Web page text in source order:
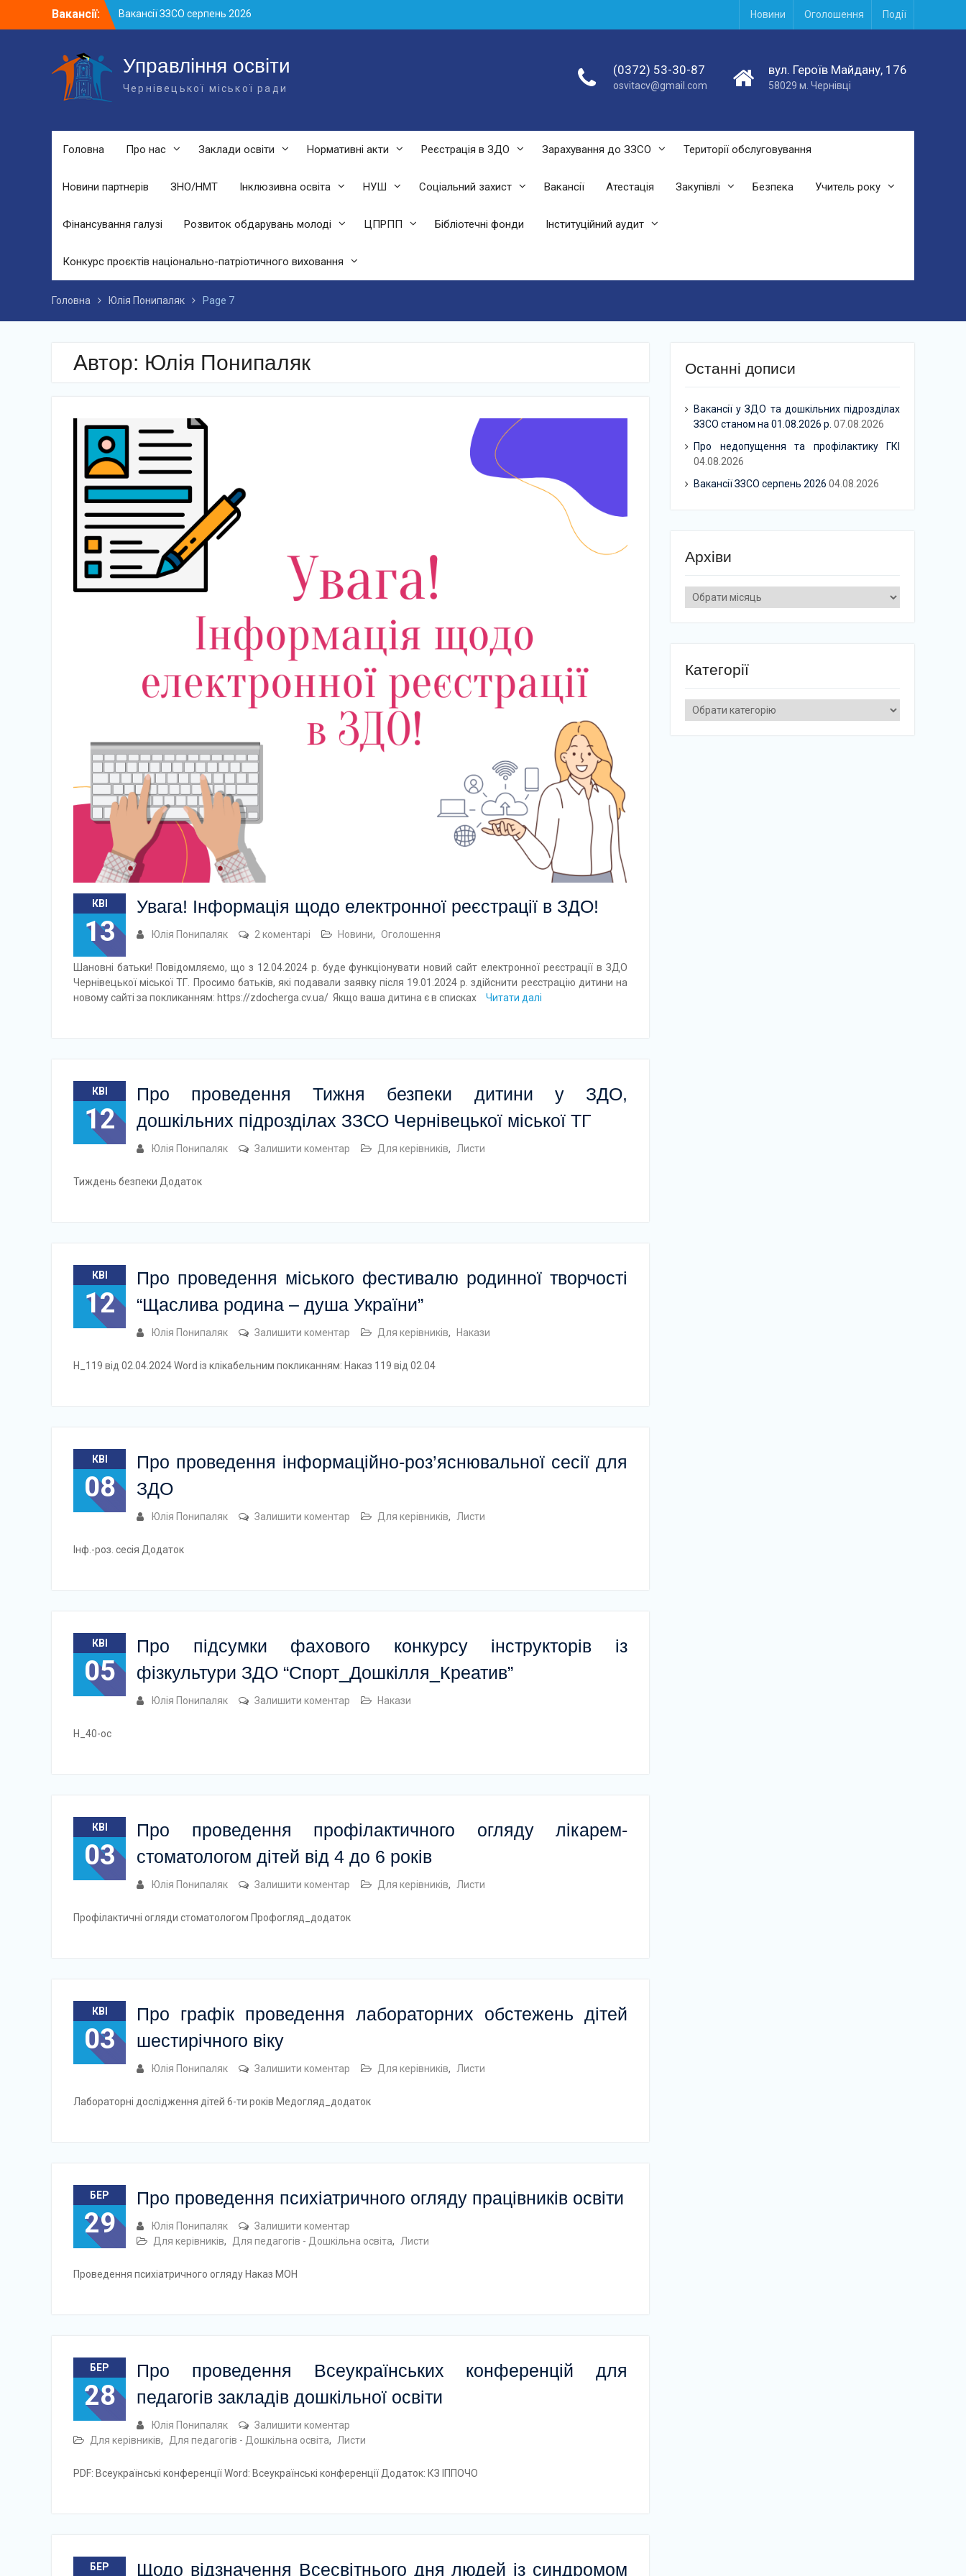
Вакансії:
Вакансії ЗЗСО серпень 2026
Вакансії ЗЗСО червень 2026
підрозділах ЗЗСО станом на 01.08.2026
р.
Новини Оголошення Події
Управління освіти
Чернівецької міської ради
(0372) 53-30-87
osvitacv@gmail.com
вул. Героїв Майдану, 176
58029 м. Чернівці
Головна Про нас Заклади освіти Нормативні акти Реєстрація в ЗДО Зарахування до ЗЗСО Території обслуговування
Новини партнерів ЗНО/НМТ Інклюзивна освіта НУШ Соціальний захист Вакансії Атестація Закупівлі Безпека Учитель року
Фінансування галузі Розвиток обдарувань молоді ЦПРПП Бібліотечні фонди Інституційний аудит
Конкурс проєктів національно-патріотичного виховання
Головна Юлія Понипаляк Page 7
Автор: Юлія Понипаляк
КВІ
13
Увага! Інформація щодо електронної реєстрації в ЗДО!
Юлія Понипаляк 2 коментарі Новини, Оголошення
Шановні батьки! Повідомляємо, що з 12.04.2024 р. буде функціонувати новий сайт електронної реєстрації в ЗДО
Чернівецької міської ТГ. Просимо батьків, які подавали заявку після 19.01.2024 р. здійснити реєстрацію дитини на
новому сайті за покликанням: https://zdocherga.cv.ua/ Якщо ваша дитина є в списках
Читати далі
КВІ
12
Про проведення Тижня безпеки дитини у ЗДО,
дошкільних підрозділах ЗЗСО Чернівецької міської ТГ
Юлія Понипаляк Залишити коментар Для керівників, Листи
Тиждень безпеки Додаток
КВІ
12
Про проведення міського фестивалю родинної творчості
“Щаслива родина – душа України”
Юлія Понипаляк Залишити коментар Для керівників, Накази
Н_119 від 02.04.2024 Word із клікабельним покликанням: Наказ 119 від 02.04
КВІ
08
Про проведення інформаційно-роз’яснювальної сесії для
ЗДО
Юлія Понипаляк Залишити коментар Для керівників, Листи
Інф.-роз. сесія Додаток
КВІ
05
Про підсумки фахового конкурсу інструкторів із
фізкультури ЗДО “Спорт_Дошкілля_Креатив”
Юлія Понипаляк Залишити коментар Накази
Н_40-ос
КВІ
03
Про проведення профілактичного огляду лікарем-
стоматологом дітей від 4 до 6 років
Юлія Понипаляк Залишити коментар Для керівників, Листи
Профілактичні огляди стоматологом Профогляд_додаток
КВІ
03
Про графік проведення лабораторних обстежень дітей
шестирічного віку
Юлія Понипаляк Залишити коментар Для керівників, Листи
Лабораторні дослідження дітей 6-ти років Медогляд_додаток
БЕР
29
Про проведення психіатричного огляду працівників освіти
Юлія Понипаляк
Залишити коментар
Для керівників, Для педагогів - Дошкільна освіта, Листи
Проведення психіатричного огляду Наказ МОН
БЕР
28
Про проведення Всеукраїнських конференцій для
педагогів закладів дошкільної освіти
Юлія Понипаляк
Залишити коментар
Для керівників, Для педагогів - Дошкільна освіта, Листи
PDF: Всеукраїнські конференції Word: Всеукраїнські конференції Додаток: КЗ ІППОЧО
БЕР Щодо відзначення Всесвітнього дня людей із синдромом
Останні дописи
Вакансії у ЗДО та дошкільних підрозділах
ЗЗСО станом на 01.08.2026 р. 07.08.2026
Про недопущення та профілактику ГКІ
04.08.2026
Вакансії ЗЗСО серпень 2026 04.08.2026
Архіви
Архіви
Категорії
Категорії